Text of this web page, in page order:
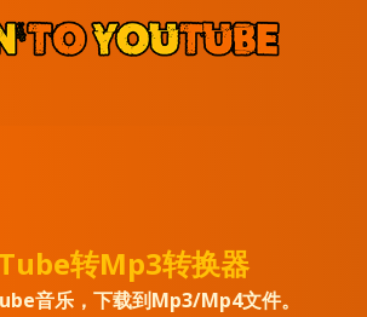
转Mp3转换器
音乐，下载到Mp3/Mp4文件。